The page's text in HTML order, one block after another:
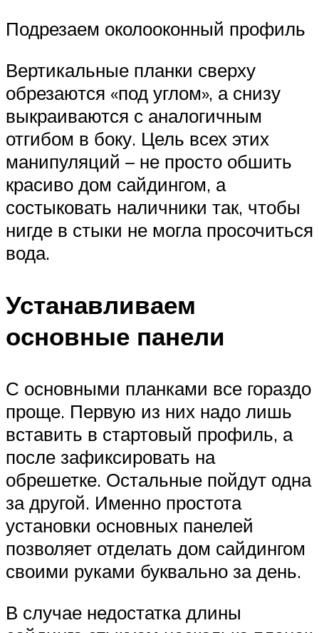
Подрезаем околооконный профиль
Вертикальные планки сверху
обрезаются «под углом», а снизу
выкраиваются с аналогичным
отгибом в боку. Цель всех этих
манипуляций – не просто обшить
красиво дом сайдингом, а
состыковать наличники так, чтобы
нигде в стыки не могла просочиться
вода.
Устанавливаем
основные панели
С основными планками все гораздо
проще. Первую из них надо лишь
вставить в стартовый профиль, а
после зафиксировать на
обрешетке. Остальные пойдут одна
за другой. Именно простота
установки основных панелей
позволяет отделать дом сайдингом
своими руками буквально за день.
В случае недостатка длины